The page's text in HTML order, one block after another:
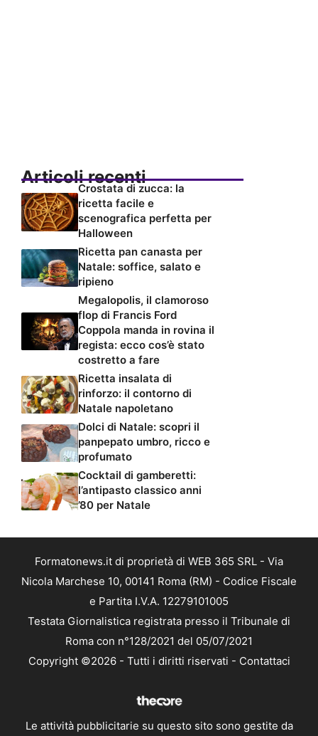
Articoli recenti
Crostata di zucca: la
ricetta facile e
scenografica perfetta per
Halloween
Ricetta pan canasta per
Natale: soffice, salato e
ripieno
Megalopolis, il clamoroso
flop di Francis Ford
Coppola manda in rovina il
regista: ecco cos’è stato
costretto a fare
Ricetta insalata di
rinforzo: il contorno di
Natale napoletano
Dolci di Natale: scopri il
panpepato umbro, ricco e
profumato
Cocktail di gamberetti:
l’antipasto classico anni
’80 per Natale
Formatonews.it di proprietà di WEB 365 SRL - Via
Nicola Marchese 10, 00141 Roma (RM) - Codice Fiscale
e Partita I.V.A. 12279101005
Testata Giornalistica registrata presso il Tribunale di
Roma con n°128/2021 del 05/07/2021
Copyright ©2026 - Tutti i diritti riservati - Contattaci
Le attività pubblicitarie su questo sito sono gestite da